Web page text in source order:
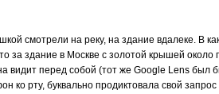
смотрели на реку, на здание вдалеке. В
здание в Москве с золотой крышей около
видит перед собой (тот же Google Lens был
ко рту, буквально продиктовала свой